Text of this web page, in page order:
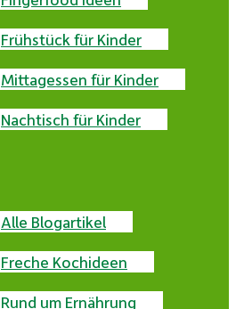
Frühstück für Kinder
Mittagessen für Kinder
Nachtisch für Kinder
Alle Blogartikel
Freche Kochideen
Rund um Ernährung